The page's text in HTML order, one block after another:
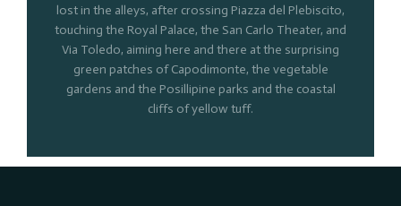
lost in the alleys, after crossing Piazza del Plebiscito,
touching the Royal Palace, the San Carlo Theater, and
Via Toledo, aiming here and there at the surprising
green patches of Capodimonte, the vegetable
gardens and the Posillipine parks and the coastal
cliffs of yellow tuff.